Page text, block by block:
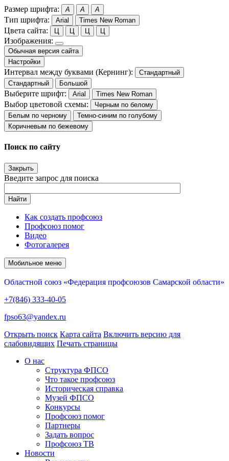
Размер шрифта: A A A
Тип шрифта: Arial Times New Roman
Цвета сайта: Ц Ц Ц Ц
Изображения:
Обычная версия сайта
Настройки
Интервал между буквами (Кернинг):
Стандартный
Стандартный
Большой
Выберите шрифт: Arial Times New Roman
Выбор цветовой схемы:
Черным по белому
Белым по черному
Темно-синим по голубому
Коричневым по бежевому
Поиск по сайту
Закрыть
Введите запрос для поиска
Найти
Как создать профсоюз
Профсоюз помог
Видео
Фотогалерея
Мобильное меню
Областной союз «Федерация профсоюзов Самарской области»
+7(846) 333-40-05
fpso63@yandex.ru
Открыть поиск Карта сайта Включить версию для
слабовидящих Печать страницы
О нас
Структура ФПСО
Что такое профсоюз
Историческая справка
Музей ФПСО
Конкурсы
Профсоюз помог
Партнеры
Задать вопрос
Профсоюз ТВ
Новости